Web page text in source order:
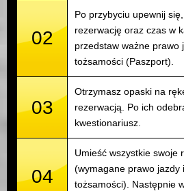
02
Po przybyciu upewnij
rezerwację oraz czas w
przedstaw ważne prawo
tożsamości (Paszport).
03
Otrzymasz opaski na
rezerwacją. Po ich
kwestionariusz.
04
Umieść wszystkie swoje
(wymagane prawo jazdy
tożsamości). Następnie